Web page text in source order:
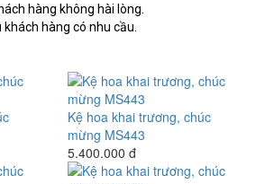
hàng không hài lòng.
hàng có nhu cầu.
Kệ hoa khai trương, chúc
mừng MS443
5.400.000 đ